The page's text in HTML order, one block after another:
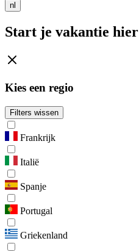
nl
Start je vakantie hier
Kies een regio
Filters wissen
Frankrijk
Italië
Spanje
Portugal
Griekenland